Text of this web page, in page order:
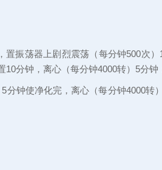
振荡器上剧烈震荡（每分钟500次）
分钟，离心（每分钟4000转）5分钟
分钟使净化完，离心（每分钟4000转